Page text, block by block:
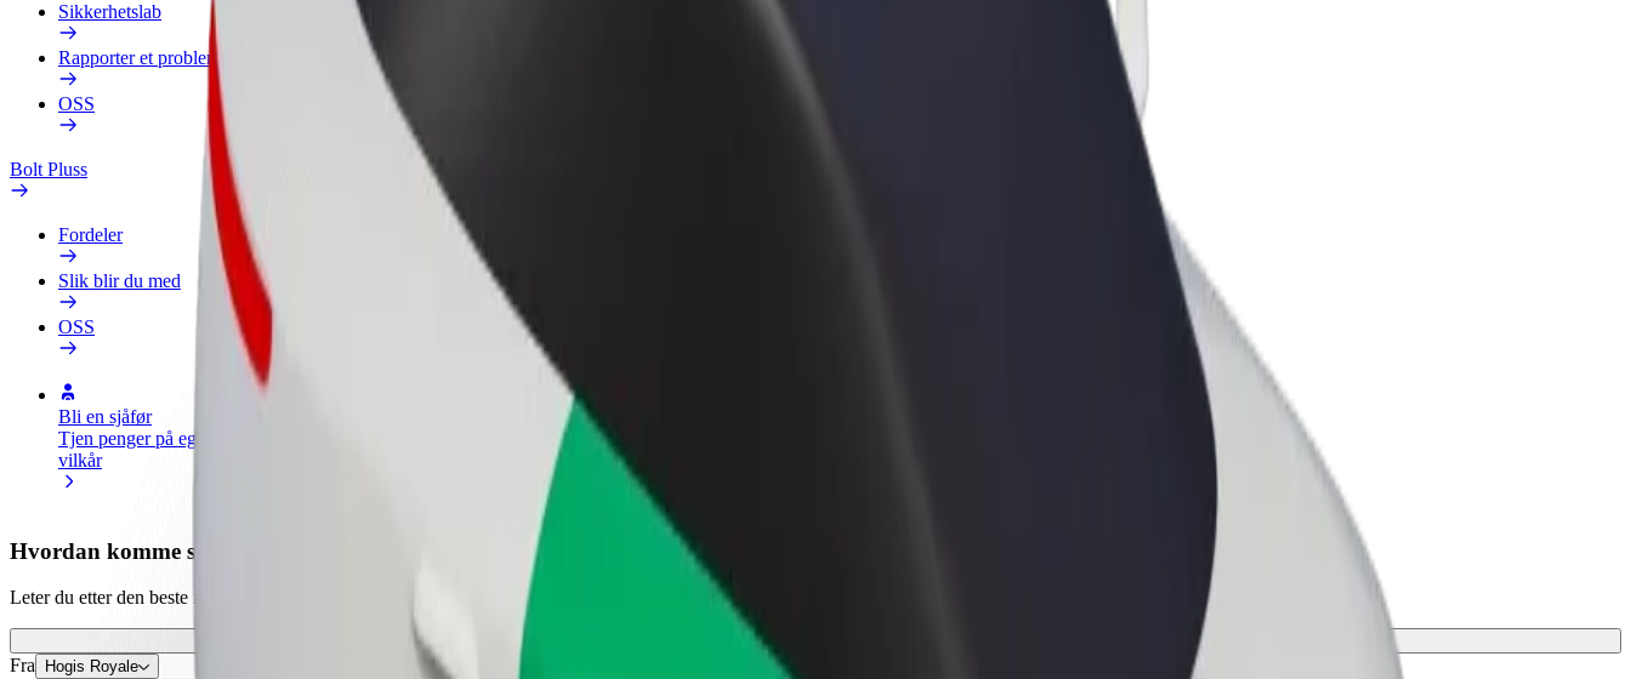
Sikkerhetslab
Rapporter et problem
OSS
Bolt Pluss
Fordeler
Slik blir du med
OSS
Bli en sjåfør
Tjen penger på egne
vilkår
Legg til en restaurant eller butikk
Nå ut til flere kunder og øk
Bolt-produkter og tjenester oppskalert for
Hvordan komme seg fra Hogis Royale til Unical Female Hostel Hall 8
Leter du etter den beste måten å reise fra Hogis Royale til Unical Female Hostel Hall 8? Utforsk tjenestene våre og finn den perfekte turen.
Last ned appen
Fra Hogis Royale